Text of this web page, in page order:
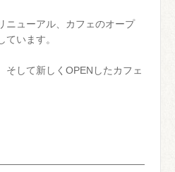
ニューアル、カフェのオープ
ています。
そして新しくOPENしたカフェ